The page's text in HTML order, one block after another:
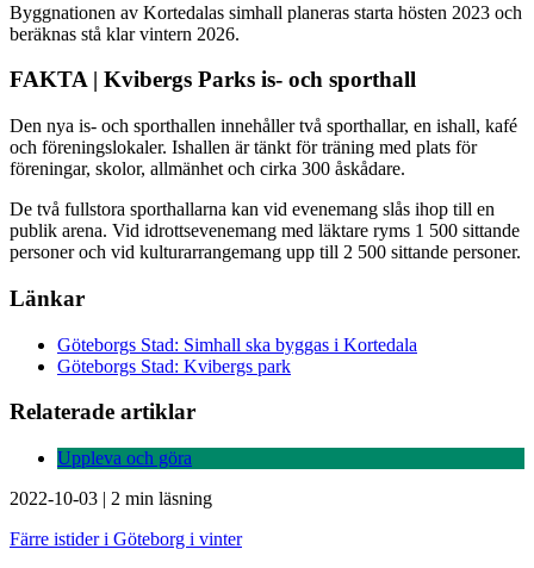
Byggnationen av Kortedalas simhall planeras starta hösten 2023 och
beräknas stå klar vintern 2026.
FAKTA | Kvibergs Parks is- och sporthall
Den nya is- och sporthallen innehåller två sporthallar, en ishall, kafé
och föreningslokaler. Ishallen är tänkt för träning med plats för
föreningar, skolor, allmänhet och cirka 300 åskådare.
De två fullstora sporthallarna kan vid evenemang slås ihop till en
publik arena. Vid idrottsevenemang med läktare ryms 1 500 sittande
personer och vid kulturarrangemang upp till 2 500 sittande personer.
Länkar
Göteborgs Stad: Simhall ska byggas i Kortedala
Göteborgs Stad: Kvibergs park
Relaterade artiklar
Uppleva och göra
2022-10-03 | 2 min läsning
Färre istider i Göteborg i vinter